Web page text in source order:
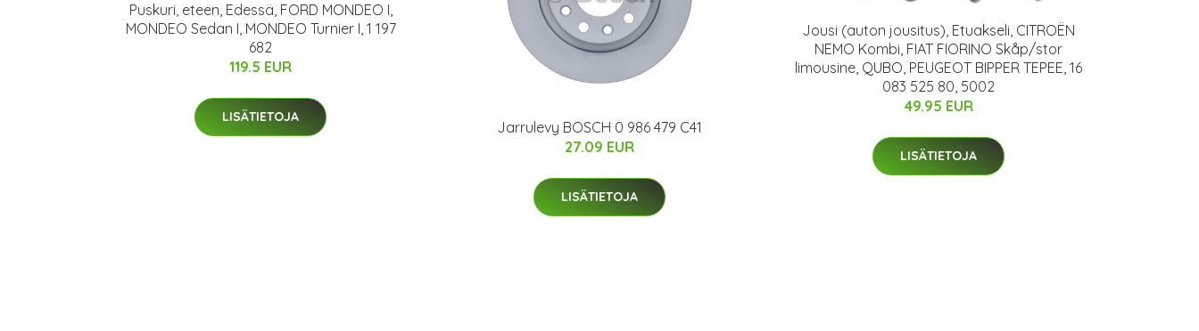
Puskuri, eteen, Edessä, FORD MONDEO I,
MONDEO Sedan I, MONDEO Turnier I, 1 197
682
119.5 EUR
LISÄTIETOJA
Jarrulevy BOSCH 0 986 479 C41
27.09 EUR
LISÄTIETOJA
Jousi (auton jousitus), Etuakseli, CITROËN
NEMO Kombi, FIAT FIORINO Skåp/stor
limousine, QUBO, PEUGEOT BIPPER TEPEE, 16
083 525 80, 5002
49.95 EUR
LISÄTIETOJA